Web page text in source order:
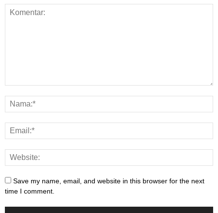
Save my name, email, and website in this browser for the next
time I comment.